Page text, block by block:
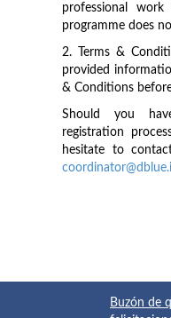
professional
programme does
2. Terms &
provided
& Conditions
Should you
registration
hesitate to
Buzón de